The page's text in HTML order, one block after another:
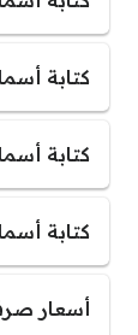
كتابة
كتابة
كتابة
أسعار